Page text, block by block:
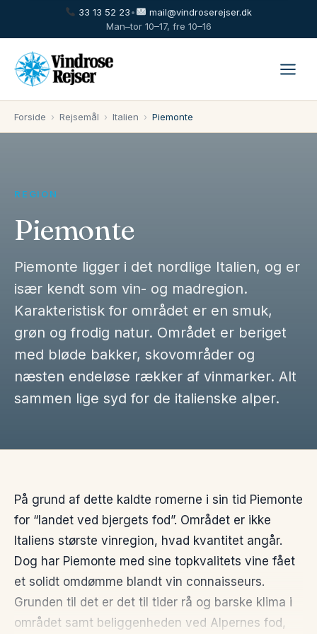
33 13 52 23•
mail@vindroserejser.dk
Man–tor 10–17, fre 10–16
Forside › Rejsemål › Italien › Piemonte
REGION
Piemonte
Piemonte ligger i det nordlige Italien, og er
især kendt som vin- og madregion.
Karakteristisk for området er en smuk,
grøn og frodig natur. Området er beriget
med bløde bakker, skovområder og
næsten endeløse rækker af vinmarker. Alt
sammen lige syd for de italienske alper.
På grund af dette kaldte romerne i sin tid Piemonte
for “landet ved bjergets fod”. Området er ikke
Italiens største vinregion, hvad kvantitet angår.
Dog har Piemonte med sine topkvalitets vine fået
et solidt omdømme blandt vin connaisseurs.
Grunden til det er det til tider rå og barske klima i
området samt beliggenheden ved Alpernes fod,